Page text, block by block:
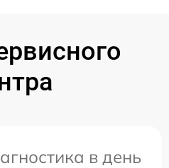
в день